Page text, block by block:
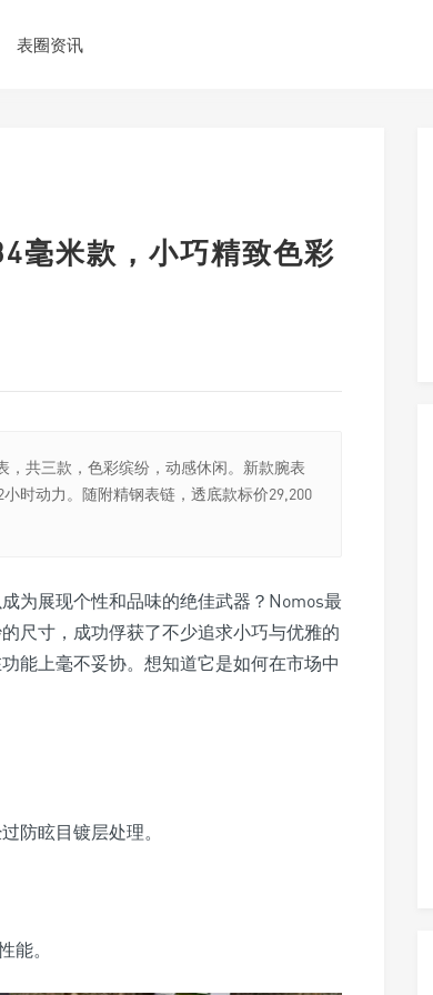
表圈资讯
毫米款，小巧精致色彩
，共三款，色彩缤纷，动感休闲。新款腕表
时动力。随附精钢表链，透底款标价29,200
为展现个性和品味的绝佳武器？Nomos最
尺寸，成功俘获了不少追求小巧与优雅的
能上毫不妥协。想知道它是如何在市场中
防眩目镀层处理。
能。